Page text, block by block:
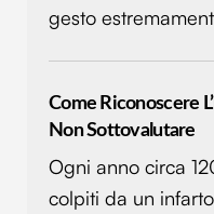
gesto
Come Riconoscere
Non Sottovalutare
Ogni anno circa
colpiti da un